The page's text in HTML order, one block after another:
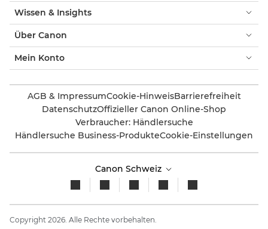
Wissen & Insights
Über Canon
Mein Konto
AGB & ImpressumCookie-HinweisBarrierefreiheit
DatenschutzOffizieller Canon Online-Shop
Verbraucher: Händlersuche
Händlersuche Business-ProdukteCookie-Einstellungen
Canon Schweiz
Copyright 2026. Alle Rechte vorbehalten.